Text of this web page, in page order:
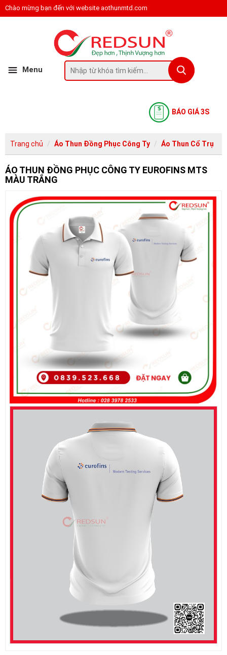
Chào mừng bạn đến với website aothunmtd.com
Menu
BÁO GIÁ 3S
Trang chủ Áo Thun Đồng Phục Công Ty Áo Thun Cổ Trụ
ÁO THUN ĐỒNG PHỤC CÔNG TY EUROFINS MTS
MÀU TRẮNG